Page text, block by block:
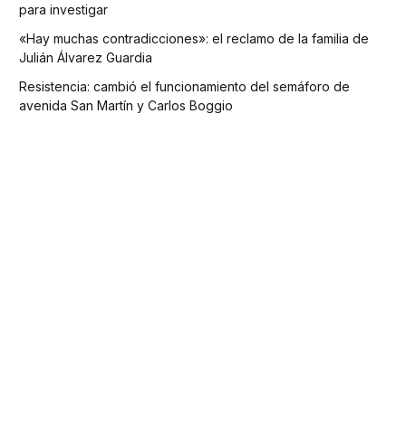
para investigar
«Hay muchas contradicciones»: el reclamo de la familia de
Julián Álvarez Guardia
Resistencia: cambió el funcionamiento del semáforo de
avenida San Martín y Carlos Boggio